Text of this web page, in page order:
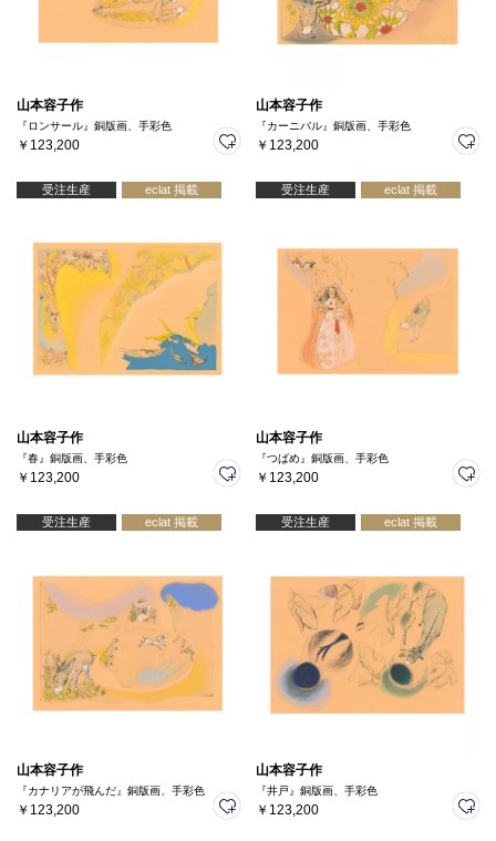
山本容子作
『ロンサール』銅版画、手彩色
￥123,200
山本容子作
『カーニバル』銅版画、手彩色
￥123,200
受注生産 eclat 掲載
山本容子作
『春』銅版画、手彩色
￥123,200
受注生産 eclat 掲載
山本容子作
『つばめ』銅版画、手彩色
￥123,200
受注生産 eclat 掲載
山本容子作
『カナリアが飛んだ』銅版画、手彩色
￥123,200
受注生産 eclat 掲載
山本容子作
『井戸』銅版画、手彩色
￥123,200